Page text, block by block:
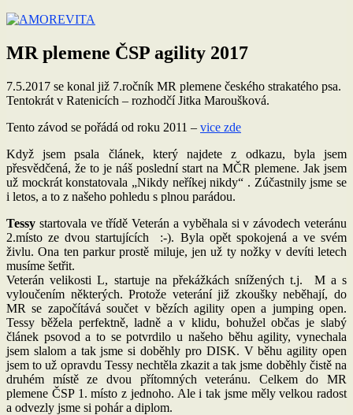
MR plemene ČSP agility 2017
7.5.2017 se konal již 7.ročník MR plemene českého strakatého psa.
Tentokrát v Ratenicích – rozhodčí Jitka Maroušková.
Tento závod se pořádá od roku 2011 – vice zde
Když jsem psala článek, který najdete z odkazu, byla jsem
přesvědčená, že to je náš poslední start na MČR plemene. Jak jsem
už mockrát konstatovala „Nikdy neříkej nikdy“ . Zúčastnily jsme se
i letos, a to z našeho pohledu s plnou parádou.
Tessy startovala ve třídě Veterán a vyběhala si v závodech veteránu
2.místo ze dvou startujících :-). Byla opět spokojená a ve svém
živlu. Ona ten parkur prostě miluje, jen už ty nožky v devíti letech
musíme šetřit.
Veterán velikosti L, startuje na překážkách snížených t.j. M a s
vyloučením některých. Protože veterání již zkoušky neběhají, do
MR se započítává součet v bězích agility open a jumping open.
Tessy běžela perfektně, ladně a v klidu, bohužel občas je slabý
článek psovod a to se potvrdilo u našeho běhu agility, vynechala
jsem slalom a tak jsme si doběhly pro DISK. V běhu agility open
jsem to už opravdu Tessy nechtěla zkazit a tak jsme doběhly čistě na
druhém místě ze dvou přítomných veteránu. Celkem do MR
plemene ČSP 1. místo z jednoho. Ale i tak jsme měly velkou radost
a odvezly jsme si pohár a diplom.